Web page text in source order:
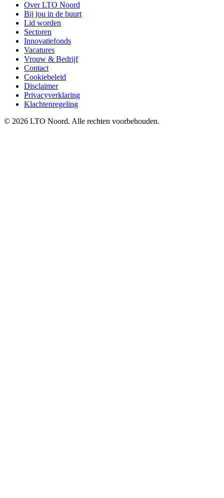
Over LTO Noord
Bij jou in de buurt
Lid worden
Sectoren
Innovatiefonds
Vacatures
Vrouw & Bedrijf
Contact
Cookiebeleid
Disclaimer
Privacyverklaring
Klachtenregeling
© 2026 LTO Noord. Alle rechten voorbehouden.